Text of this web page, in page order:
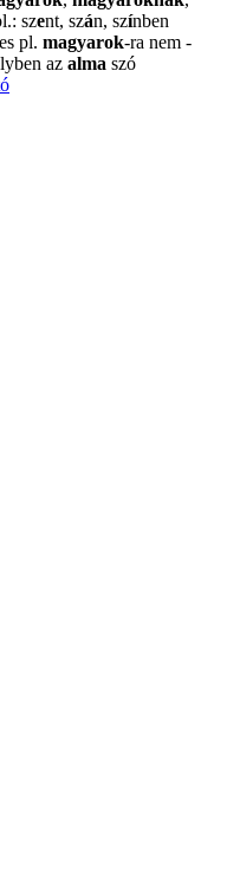
szent, szán, színben
pl. magyarok-ra nem -
az alma szó